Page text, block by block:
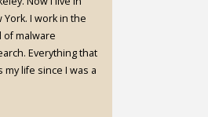
York. I work in the
of malware
Everything that
life since I was a